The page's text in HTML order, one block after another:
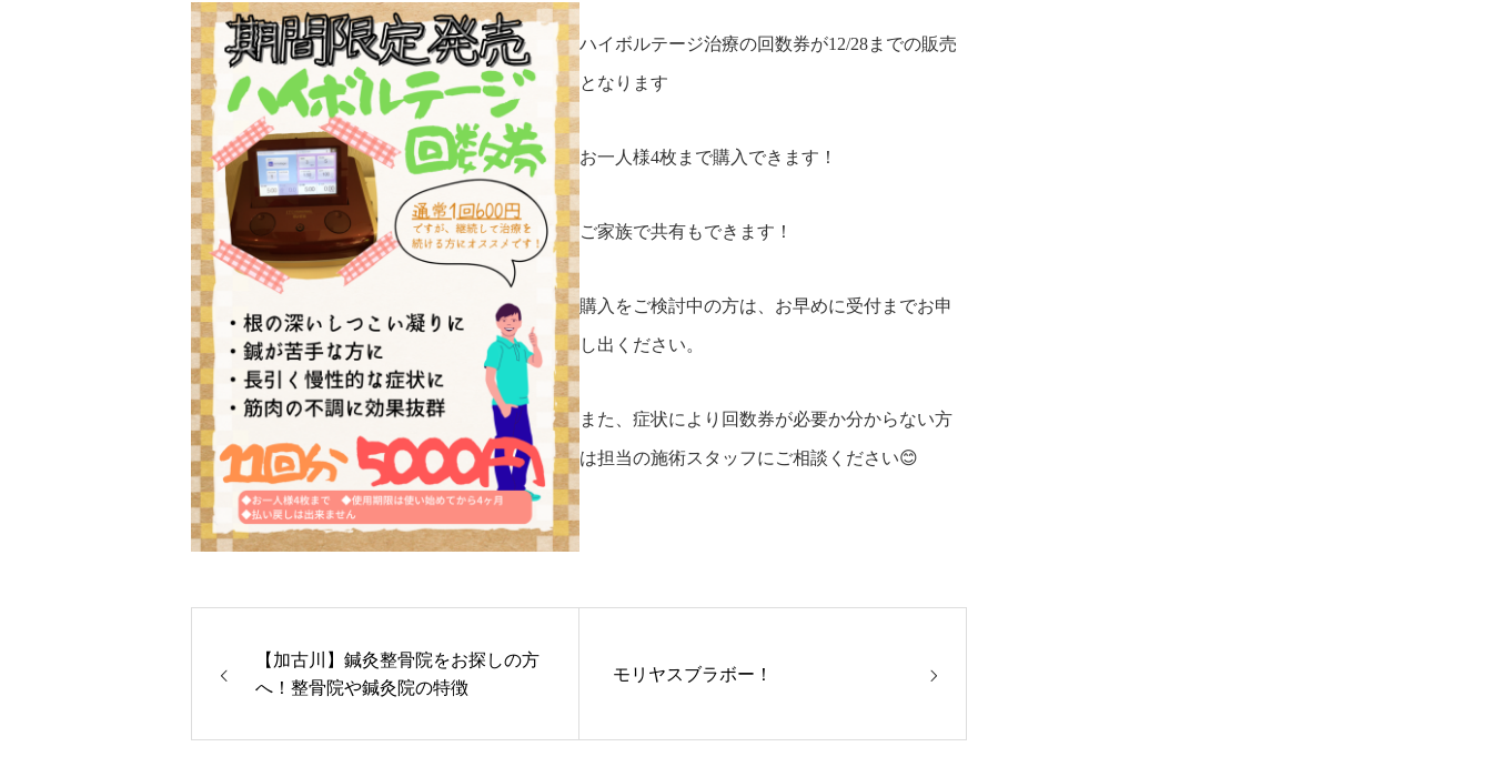
ハイボルテージ治療の回数券が12/28までの販売
となります
お一人様4枚まで購入できます！
ご家族で共有もできます！
購入をご検討中の方は、お早めに受付までお申
し出ください。
また、症状により回数券が必要か分からない方
は担当の施術スタッフにご相談ください😊
【加古川】鍼灸整骨院をお探しの方
へ！整骨院や鍼灸院の特徴
モリヤスブラボー！